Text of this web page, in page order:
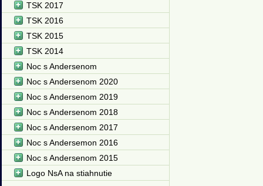
TSK 2017
TSK 2016
TSK 2015
TSK 2014
Noc s Andersenom
Noc s Andersenom 2020
Noc s Andersenom 2019
Noc s Andersenom 2018
Noc s Andersenom 2017
Noc s Andersemon 2016
Noc s Andersenom 2015
Logo NsA na stiahnutie